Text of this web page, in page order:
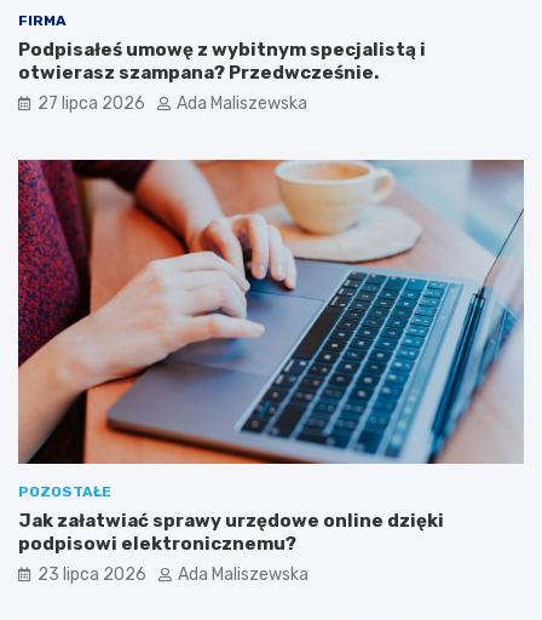
FIRMA
Podpisałeś umowę z wybitnym specjalistą i
otwierasz szampana? Przedwcześnie.
27 lipca 2026 Ada Maliszewska
POZOSTAŁE
Jak załatwiać sprawy urzędowe online dzięki
podpisowi elektronicznemu?
23 lipca 2026 Ada Maliszewska